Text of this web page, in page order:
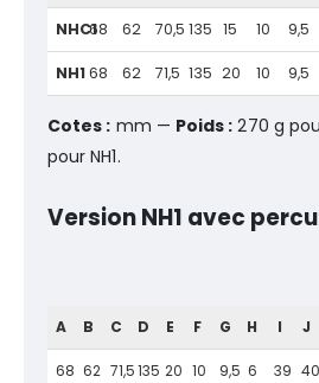
NHC168 62 70,5 135 15 10 9,5
NH168 62 71,5 135 20 10 9,5
Cotes : mm — Poids : 270 g
pour NH1.
Version NH1 avec
A B C D E F G H I J
68 62 71,5135 20 10 9,5 6 39 40